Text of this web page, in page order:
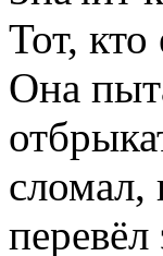
Тот, кто
Она
сломал,